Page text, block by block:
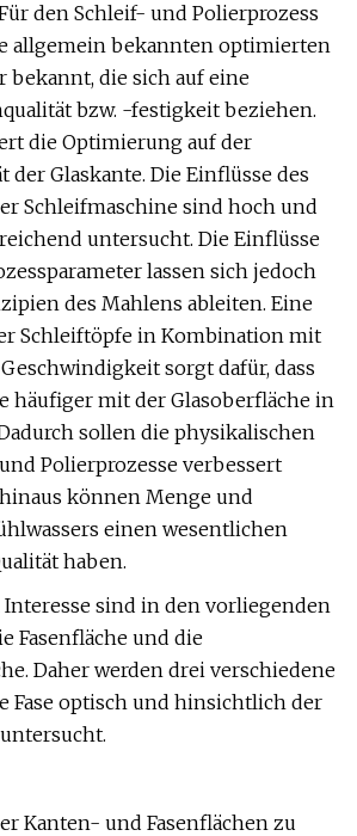
den Schleif- und Polierprozess
allgemein bekannten optimierten
bekannt, die sich auf eine
bzw. -festigkeit beziehen.
die Optimierung auf der
der Glaskante. Die Einflüsse des
Schleifmaschine sind hoch und
untersucht. Die Einflüsse
lassen sich jedoch
des Mahlens ableiten. Eine
Schleiftöpfe in Kombination mit
sorgt dafür, dass
häufiger mit der Glasoberfläche in
sollen die physikalischen
Polierprozesse verbessert
können Menge und
einen wesentlichen
haben.
sind in den vorliegenden
Fasenfläche und die
Daher werden drei verschiedene
Fase optisch und hinsichtlich der
Kanten- und Fasenflächen zu